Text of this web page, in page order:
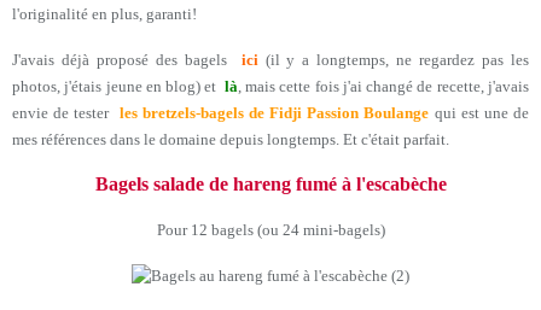
l'originalité en plus, garanti!
J'avais déjà proposé des bagels ici (il y a longtemps, ne regardez pas les
photos, j'étais jeune en blog) et là , mais cette fois j'ai changé de recette, j'avais
envie de tester les bretzels-bagels de Fidji Passion Boulange qui est une de
mes références dans le domaine depuis longtemps. Et c'était parfait.
Bagels salade de hareng fumé à l'escabèche
Pour 12 bagels (ou 24 mini-bagels)